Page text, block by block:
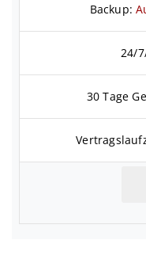
Backup:
24/
30 Tage